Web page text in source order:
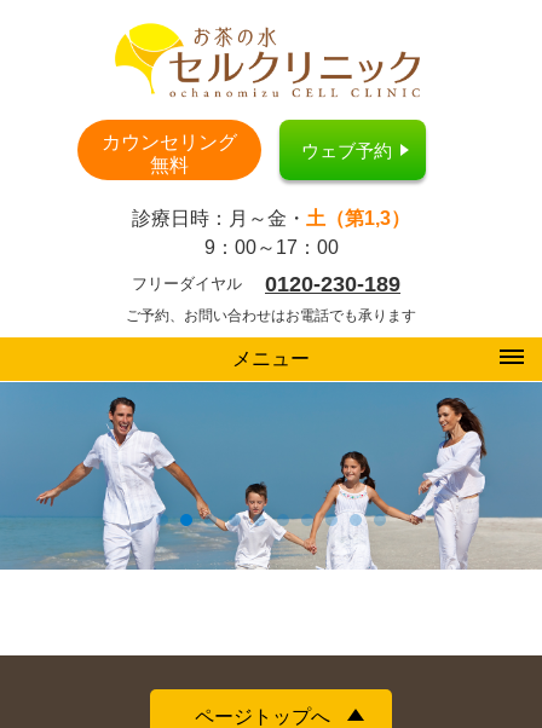
カウンセリング
無料
ウェブ予約
診療日時：月～金・ 土（第1,3）
9：00～17：00
フリーダイヤル 0120-230-189
ご予約、お問い合わせはお電話でも承ります
メニュー
ページトップへ